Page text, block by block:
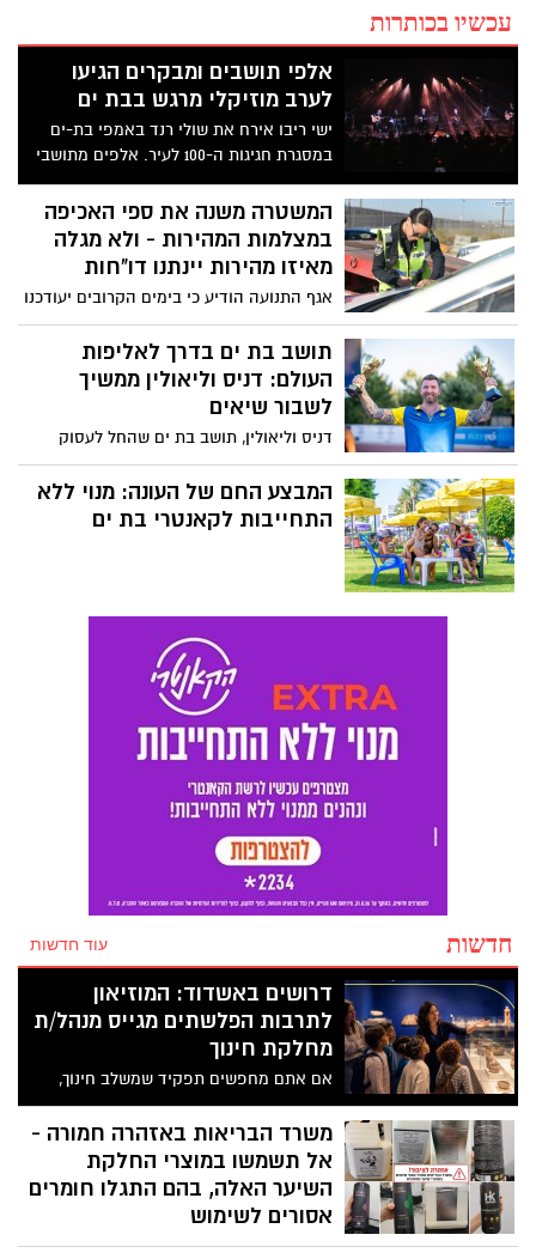
מעצרם הוארך בבית המשפט
עכשיו בכותרות
אלפי תושבים ומבקרים הגיעו
לערב מוזיקלי מרגש בבת ים
ישי ריבו אירח את שולי רנד באמפי בת-ים
במסגרת חגיגות ה-100 לעיר. אלפים מתושבי
העיר הגיעו לערב המרגש. צפו בתמונות
המשטרה משנה את ספי האכיפה
במצלמות המהירות - ולא מגלה
מאיזו מהירות יינתנו דו"חות
אגף התנועה הודיע כי בימים הקרובים יעודכנו
ספי האכיפה במצלמות א־3 ברחבי הארץ,
לאחר שכל מצלמה נבחנה בנפרד בהתאם
לנתוני התאונות, היקפי התנועה ומאפייני
הסיכון בכביש. במשטרה לא חושפים את
המותרת – אחרת תתועדו והדו"ח יישלח
תושב בת ים בדרך לאליפות
העולם: דניס וליאולין ממשיך
לשבור שיאים
דניס וליאולין, תושב בת ים שהחל לעסוק
באתלטיקה רק בגיל 24, זכה בתוך שבועיים
בתואר אלוף ישראל בזריקת דיסקוס
ובמדליית הכסף במכבייה. כעת הוא מתכונן
המבצע החם של העונה: מנוי ללא
התחייבות לקאנטרי בת ים
חדשות עוד חדשות
דרושים באשדוד: המוזיאון
לתרבות הפלשתים מגייס מנהל/ת
מחלקת חינוך
אם אתם מחפשים תפקיד שמשלב חינוך,
תרבות, ניהול ויצירתיות – ייתכן שזו
ההזדמנות הבאה שלכם. המוזיאון לתרבות
הפלשתים באשדוד פרסם מודעת דרושים
למשרת מנהל/ת מחלקת חינוך בהיקף של
משרה מלאה.
משרד הבריאות באזהרה חמורה -
אל תשמשו במוצרי החלקת
השיער האלה, בהם התגלו חומרים
אסורים לשימוש
לאחר בדיקות מעבדה שבוצעו למוצרים